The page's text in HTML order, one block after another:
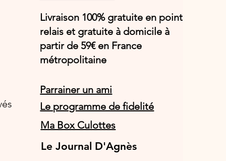
Livraison 100% gratuite en point
relais et gratuite à domicile à
partir de 59€ en France
métropolitaine
Parrainer un ami
Le programme de fidelité
Ma Box Culottes
Le Journal D'Agnès
Le Journal D'Agnès